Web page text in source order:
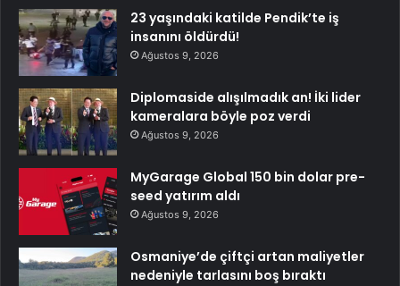
23 yaşındaki katilde Pendik’te iş
insanını öldürdü!
Ağustos 9, 2026
Diplomaside alışılmadık an! İki lider
kameralara böyle poz verdi
Ağustos 9, 2026
MyGarage Global 150 bin dolar pre-
seed yatırım aldı
Ağustos 9, 2026
Osmaniye’de çiftçi artan maliyetler
nedeniyle tarlasını boş bıraktı